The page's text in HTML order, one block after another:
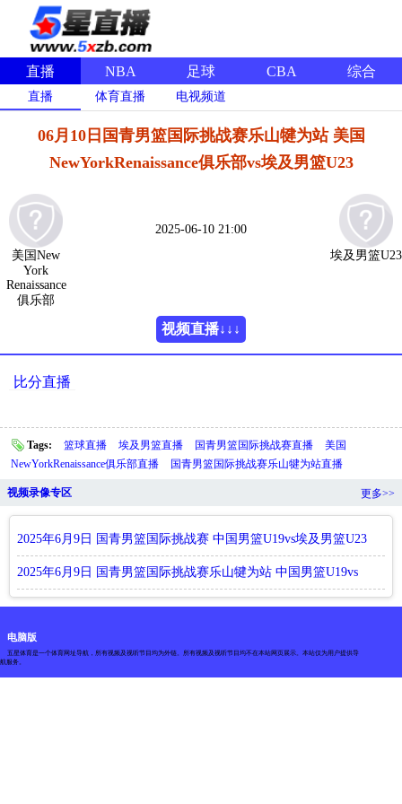
直播 NBA 足球 CBA 综合
直播 体育直播 电视频道
06月10日国青男篮国际挑战赛乐山犍为站 美国
NewYorkRenaissance俱乐部vs埃及男篮U23
美国New
York
Renaissance
俱乐部
2025-06-10 21:00
埃及男篮U23
视频直播↓↓↓
比分直播
Tags: 篮球直播 埃及男篮直播 国青男篮国际挑战赛直播
美国
NewYorkRenaissance俱乐部直播
国青男篮国际挑战赛乐山犍为站直播
视频录像专区 更多>>
2025年6月9日 国青男篮国际挑战赛 中国男篮U19vs埃及男篮U23
全
2025年6月9日 国青男篮国际挑战赛乐山犍为站 中国男篮U19vs
埃及
电脑版
五星体育是一个体育网址导航，所有视频及视听节目均为外链。所有视频及视听节目均不在本站网页展示。本站仅为用户提供导
航服务。